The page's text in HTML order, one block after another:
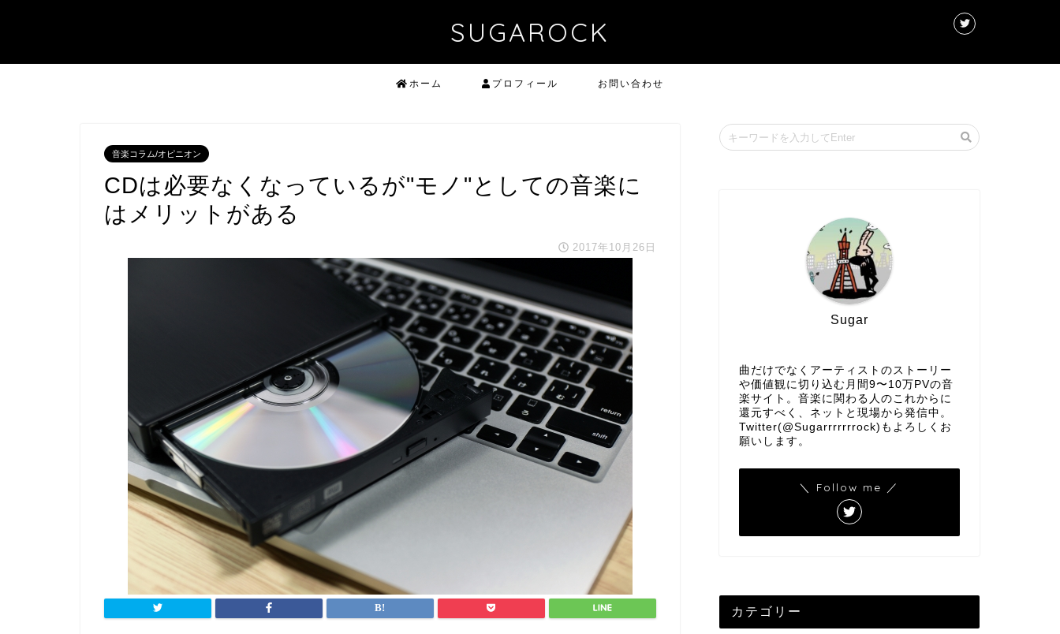
SUGAROCK
ホーム プロフィール お問い合わせ
音楽コラム/オピニオン
CDは必要なくなっているが"モノ"としての音楽に
はメリットがある
2017年10月26日
Sugar
曲だけでなくアーティストのストーリー
や価値観に切り込む月間9〜10万PVの音
楽サイト。音楽に関わる人のこれからに
還元すべく、ネットと現場から発信中。
Twitter(@Sugarrrrrrrock)もよろしくお
願いします。
＼ Follow me ／
カテゴリー